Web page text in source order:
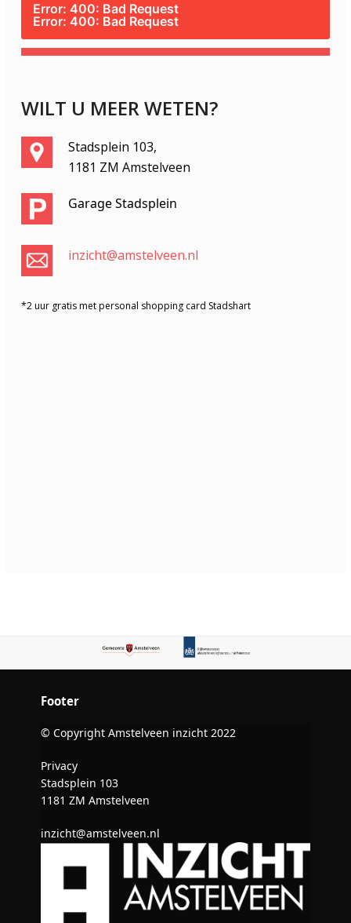
Error: 400: Bad Request
Error: 400: Bad Request
WILT U MEER WETEN?
Stadsplein 103,
1181 ZM Amstelveen
Garage Stadsplein
inzicht@amstelveen.nl
*2 uur gratis met personal shopping card Stadshart
Footer
© Copyright Amstelveen inzicht 2022
Privacy
Stadsplein 103
1181 ZM Amstelveen
inzicht@amstelveen.nl